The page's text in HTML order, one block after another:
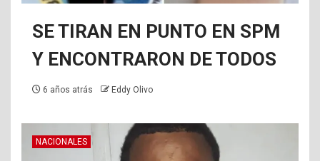
SE TIRAN EN PUNTO EN SPM
Y ENCONTRARON DE TODOS
6 años atrás Eddy Olivo
NACIONALES